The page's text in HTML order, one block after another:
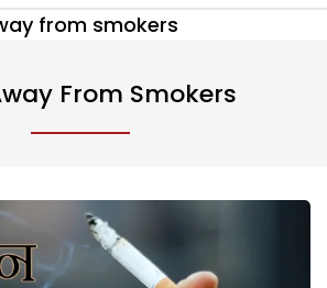
from smokers
From Smokers